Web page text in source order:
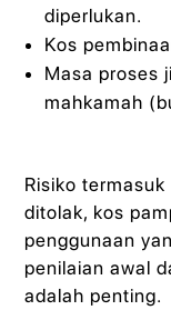
diperlukan.
Kos
Masa proses
mahkamah
Risiko
ditolak, kos
penggunaan
penilaian awal
adalah penting.